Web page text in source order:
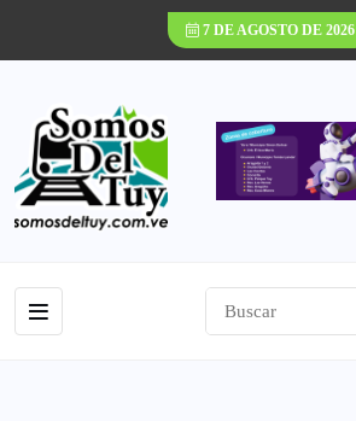
7 DE AGOSTO DE 2026